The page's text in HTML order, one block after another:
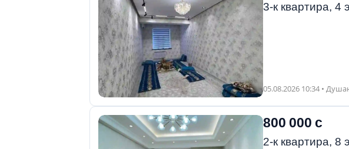
3-к квартира, 4
05.08.2026 10:34 •
800 000 с
2-к квартира, 8